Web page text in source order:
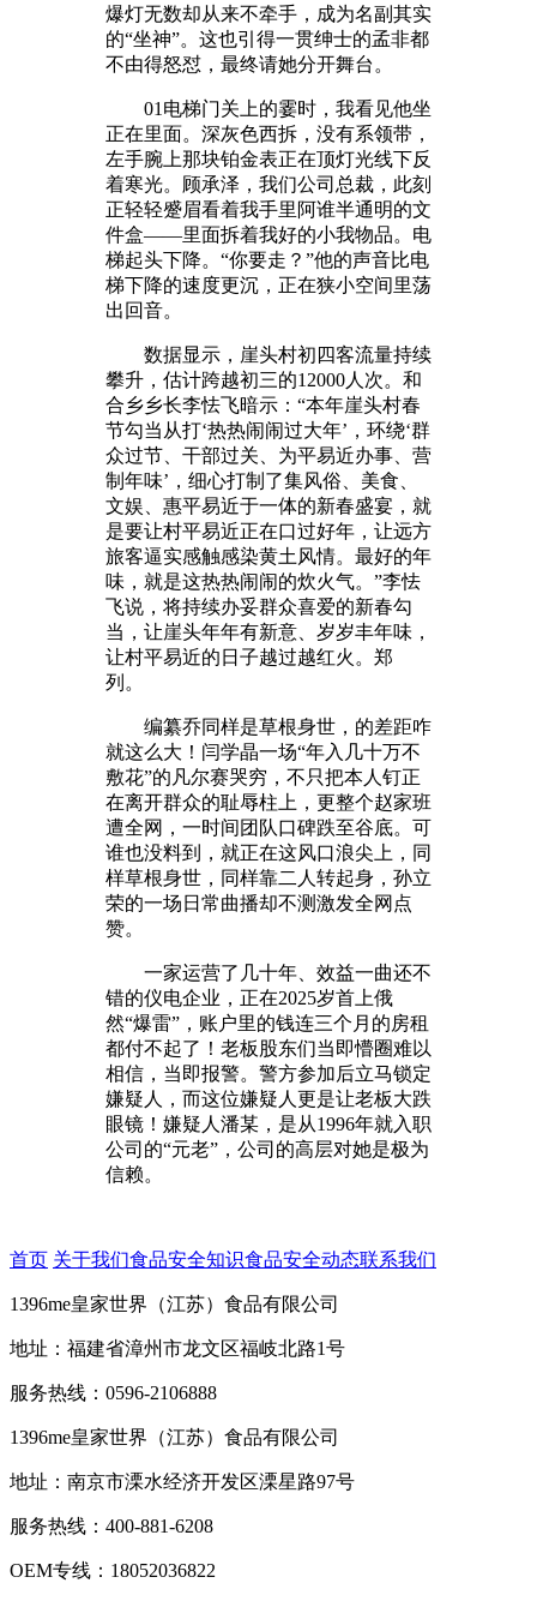
爆灯无数却从来不牵手，成为名副其实
的“坐神”。这也引得一贯绅士的孟非都
不由得怒怼，最终请她分开舞台。
01电梯门关上的霎时，我看见他坐
正在里面。深灰色西拆，没有系领带，
左手腕上那块铂金表正在顶灯光线下反
着寒光。顾承泽，我们公司总裁，此刻
正轻轻蹙眉看着我手里阿谁半通明的文
件盒——里面拆着我好的小我物品。电
梯起头下降。“你要走？”他的声音比电
梯下降的速度更沉，正在狭小空间里荡
出回音。
数据显示，崖头村初四客流量持续
攀升，估计跨越初三的12000人次。和
合乡乡长李怯飞暗示：“本年崖头村春
节勾当从打‘热热闹闹过大年’，环绕‘群
众过节、干部过关、为平易近办事、营
制年味’，细心打制了集风俗、美食、
文娱、惠平易近于一体的新春盛宴，就
是要让村平易近正在口过好年，让远方
旅客逼实感触感染黄土风情。最好的年
味，就是这热热闹闹的炊火气。”李怯
飞说，将持续办妥群众喜爱的新春勾
当，让崖头年年有新意、岁岁丰年味，
让村平易近的日子越过越红火。郑
列。
编纂乔同样是草根身世，的差距咋
就这么大！闫学晶一场“年入几十万不
敷花”的凡尔赛哭穷，不只把本人钉正
在离开群众的耻辱柱上，更整个赵家班
遭全网，一时间团队口碑跌至谷底。可
谁也没料到，就正在这风口浪尖上，同
样草根身世，同样靠二人转起身，孙立
荣的一场日常曲播却不测激发全网点
赞。
一家运营了几十年、效益一曲还不
错的仪电企业，正在2025岁首上俄
然“爆雷”，账户里的钱连三个月的房租
都付不起了！老板股东们当即懵圈难以
相信，当即报警。警方参加后立马锁定
嫌疑人，而这位嫌疑人更是让老板大跌
眼镜！嫌疑人潘某，是从1996年就入职
公司的“元老”，公司的高层对她是极为
信赖。
首页 关于我们食品安全知识食品安全动态联系我们
1396me皇家世界（江苏）食品有限公司
地址：福建省漳州市龙文区福岐北路1号
服务热线：0596-2106888
1396me皇家世界（江苏）食品有限公司
地址：南京市溧水经济开发区溧星路97号
服务热线：400-881-6208
OEM专线：18052036822